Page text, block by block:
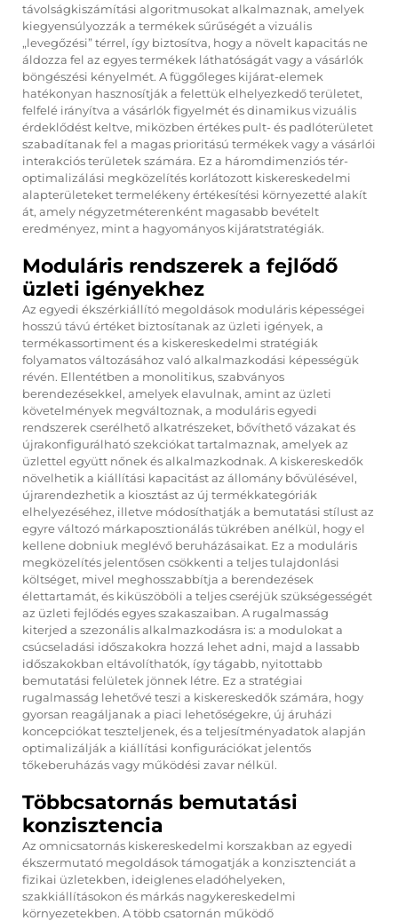
távolságkiszámítási algoritmusokat alkalmaznak, amelyek
kiegyensúlyozzák a termékek sűrűségét a vizuális
„levegőzési” térrel, így biztosítva, hogy a növelt kapacitás ne
áldozza fel az egyes termékek láthatóságát vagy a vásárlók
böngészési kényelmét. A függőleges kijárat-elemek
hatékonyan hasznosítják a felettük elhelyezkedő területet,
felfelé irányítva a vásárlók figyelmét és dinamikus vizuális
érdeklődést keltve, miközben értékes pult- és padlóterületet
szabadítanak fel a magas prioritású termékek vagy a vásárlói
interakciós területek számára. Ez a háromdimenziós tér-
optimalizálási megközelítés korlátozott kiskereskedelmi
alapterületeket termelékeny értékesítési környezetté alakít
át, amely négyzetméterenként magasabb bevételt
eredményez, mint a hagyományos kijáratstratégiák.
Moduláris rendszerek a fejlődő
üzleti igényekhez
Az egyedi ékszérkiállító megoldások moduláris képességei
hosszú távú értéket biztosítanak az üzleti igények, a
termékassortiment és a kiskereskedelmi stratégiák
folyamatos változásához való alkalmazkodási képességük
révén. Ellentétben a monolitikus, szabványos
berendezésekkel, amelyek elavulnak, amint az üzleti
követelmények megváltoznak, a moduláris egyedi
rendszerek cserélhető alkatrészeket, bővíthető vázakat és
újrakonfigurálható szekciókat tartalmaznak, amelyek az
üzlettel együtt nőnek és alkalmazkodnak. A kiskereskedők
növelhetik a kiállítási kapacitást az állomány bővülésével,
újrarendezhetik a kiosztást az új termékkategóriák
elhelyezéséhez, illetve módosíthatják a bemutatási stílust az
egyre változó márkaposztionálás tükrében anélkül, hogy el
kellene dobniuk meglévő beruházásaikat. Ez a moduláris
megközelítés jelentősen csökkenti a teljes tulajdonlási
költséget, mivel meghosszabbítja a berendezések
élettartamát, és kiküszöböli a teljes cseréjük szükségességét
az üzleti fejlődés egyes szakaszaiban. A rugalmasság
kiterjed a szezonális alkalmazkodásra is: a modulokat a
csúcseladási időszakokra hozzá lehet adni, majd a lassabb
időszakokban eltávolíthatók, így tágabb, nyitottabb
bemutatási felületek jönnek létre. Ez a stratégiai
rugalmasság lehetővé teszi a kiskereskedők számára, hogy
gyorsan reagáljanak a piaci lehetőségekre, új áruházi
koncepciókat teszteljenek, és a teljesítményadatok alapján
optimalizálják a kiállítási konfigurációkat jelentős
tőkeberuházás vagy működési zavar nélkül.
Többcsatornás bemutatási
konzisztencia
Az omnicsatornás kiskereskedelmi korszakban az egyedi
ékszermutató megoldások támogatják a konzisztenciát a
fizikai üzletekben, ideiglenes eladóhelyeken,
szakkiállításokon és márkás nagykereskedelmi
környezetekben. A több csatornán működő